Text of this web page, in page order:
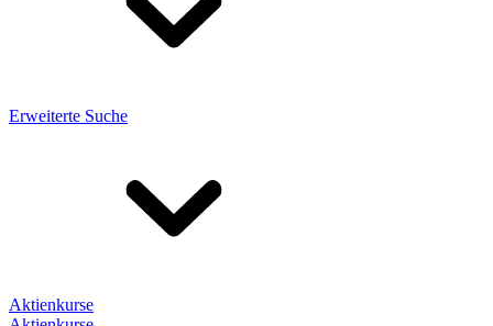
Erweiterte Suche
Aktienkurse